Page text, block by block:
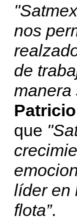
nos
de
manera
que
líder en
flota”.